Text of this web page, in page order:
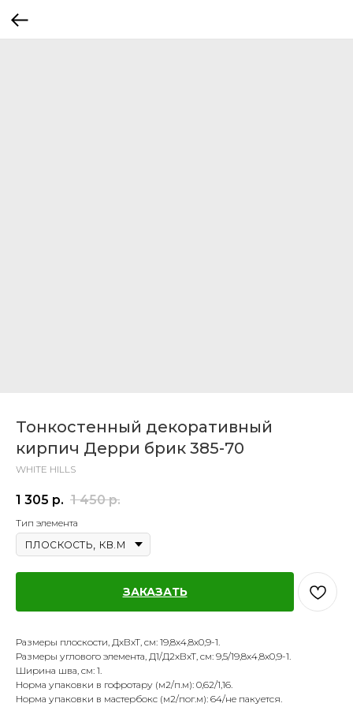
Тонкостенный декоративный
кирпич Дерри брик 385-70
WHITE HILLS
1 305 р. 1 450 р.
Тип элемента
ЗАКАЗАТЬ
Размеры плоскости, ДхВхТ, см: 19,8х4,8х0,9-1.
Размеры углового элемента, Д1/Д2хВхТ, см: 9,5/19,8х4,8х0,9-1.
Ширина шва, см: 1.
Норма упаковки в гофротару (м2/п.м): 0,62/1,16.
Норма упаковки в мастербокс (м2/пог.м): 64/не пакуется.